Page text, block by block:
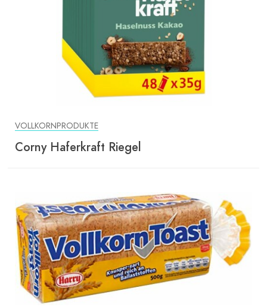
VOLLKORNPRODUKTE
Corny Haferkraft Riegel